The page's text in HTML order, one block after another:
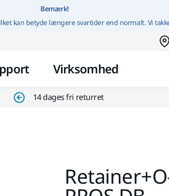
Gå til indhold
Bemærk!
kan betyde længere svartider end normalt. Vi
Virksomhed
14 dages fri returret